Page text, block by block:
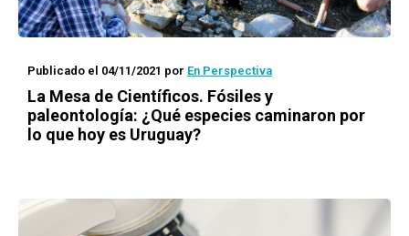
Publicado el 04/11/2021 por En Perspectiva
La Mesa de Científicos. Fósiles y
paleontología: ¿Qué especies caminaron por
lo que hoy es Uruguay?